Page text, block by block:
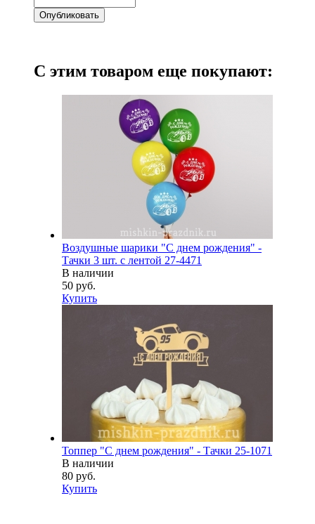
С этим товаром еще покупают:
Воздушные шарики "С днем рождения" -
Тачки 3 шт. с лентой 27-4471
В наличии
50 руб.
Купить
Топпер "С днем рождения" - Тачки 25-1071
В наличии
80 руб.
Купить